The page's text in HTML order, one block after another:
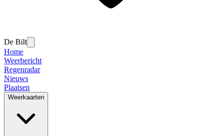
De Bilt
Home
Weerbericht
Regenradar
Nieuws
Plaatsen
Weerkaarten